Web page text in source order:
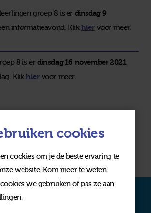
groep 8 is er dinsdag 9
informatieavond. Klikhier voor meer.
8 is erdinsdag 16 november 2021
Klikhier voor meer.
media
cookies
cookies om je de beste ervaring te
website. Kom meer te weten
we gebruiken of pas ze aan